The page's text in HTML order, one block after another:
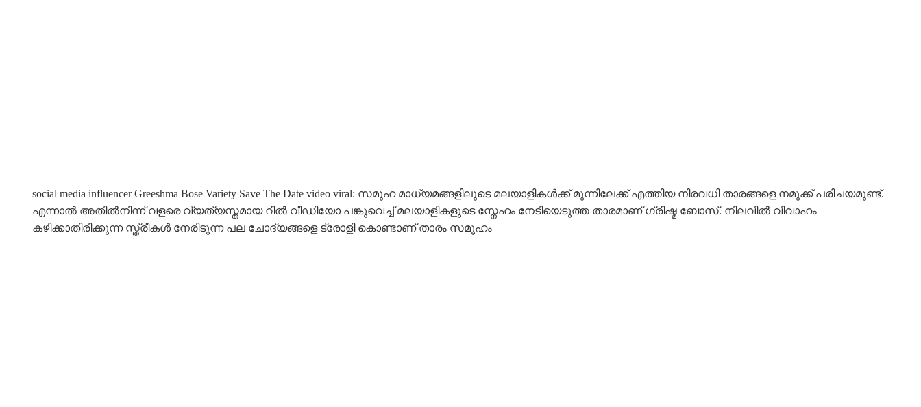
social media influencer Greeshma Bose Variety Save The Date video viral: സമൂഹ മാധ്യമങ്ങളിലൂടെ മലയാളികൾക്ക് മുന്നിലേക്ക് എത്തിയ നിരവധി താരങ്ങളെ നമുക്ക് പരിചയമുണ്ട്.
എന്നാൽ അതിൽനിന്ന് വളരെ വ്യത്യസ്തമായ റീൽ വീഡിയോ പങ്കുവെച്ച് മലയാളികളുടെ സ്നേഹം നേടിയെടുത്ത താരമാണ് ഗ്രീഷ്മ ബോസ്. നിലവിൽ വിവാഹം
കഴിക്കാതിരിക്കുന്ന സ്ത്രീകൾ നേരിടുന്ന പല ചോദ്യങ്ങളെ ട്രോളി കൊണ്ടാണ് താരം സമൂഹം